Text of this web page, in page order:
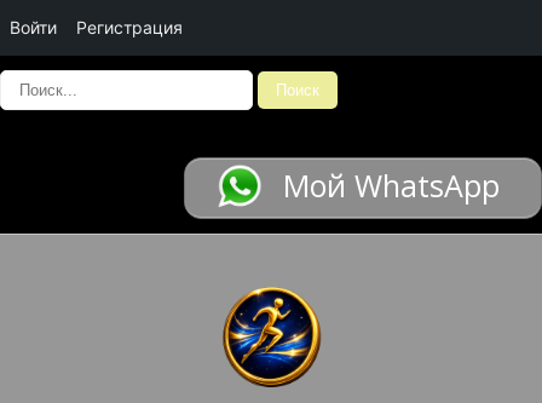
Мой WhatsApp
Войти Регистрация